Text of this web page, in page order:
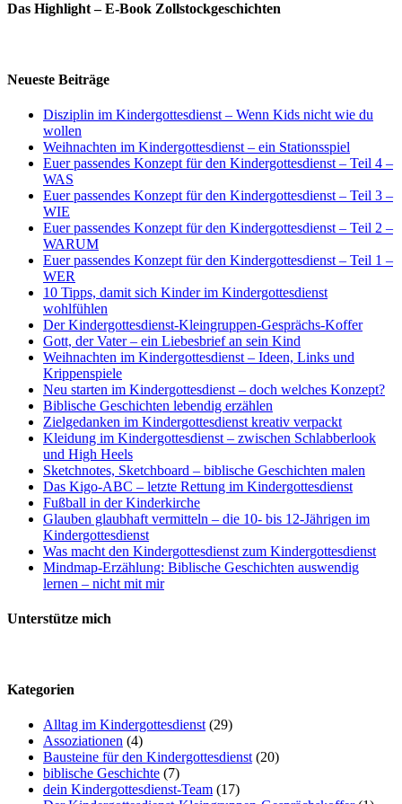
Das Highlight – E-Book Zollstockgeschichten
Neueste Beiträge
Disziplin im Kindergottesdienst – Wenn Kids nicht wie du
wollen
Weihnachten im Kindergottesdienst – ein Stationsspiel
Euer passendes Konzept für den Kindergottesdienst – Teil 4 –
WAS
Euer passendes Konzept für den Kindergottesdienst – Teil 3 –
WIE
Euer passendes Konzept für den Kindergottesdienst – Teil 2 –
WARUM
Euer passendes Konzept für den Kindergottesdienst – Teil 1 –
WER
10 Tipps, damit sich Kinder im Kindergottesdienst
wohlfühlen
Der Kindergottesdienst-Kleingruppen-Gesprächs-Koffer
Gott, der Vater – ein Liebesbrief an sein Kind
Weihnachten im Kindergottesdienst – Ideen, Links und
Krippenspiele
Neu starten im Kindergottesdienst – doch welches Konzept?
Biblische Geschichten lebendig erzählen
Zielgedanken im Kindergottesdienst kreativ verpackt
Kleidung im Kindergottesdienst – zwischen Schlabberlook
und High Heels
Sketchnotes, Sketchboard – biblische Geschichten malen
Das Kigo-ABC – letzte Rettung im Kindergottesdienst
Fußball in der Kinderkirche
Glauben glaubhaft vermitteln – die 10- bis 12-Jährigen im
Kindergottesdienst
Was macht den Kindergottesdienst zum Kindergottesdienst
Mindmap-Erzählung: Biblische Geschichten auswendig
lernen – nicht mit mir
Unterstütze mich
Kategorien
Alltag im Kindergottesdienst (29)
Assoziationen (4)
Bausteine für den Kindergottesdienst (20)
biblische Geschichte (7)
dein Kindergottesdienst-Team (17)